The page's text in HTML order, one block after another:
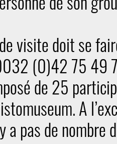
de son
visite doit se
(0)42 75 49
de 25
A
a pas de nombre